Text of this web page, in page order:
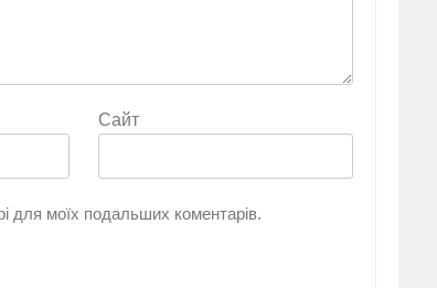
Сайт
для моїх подальших коментарів.